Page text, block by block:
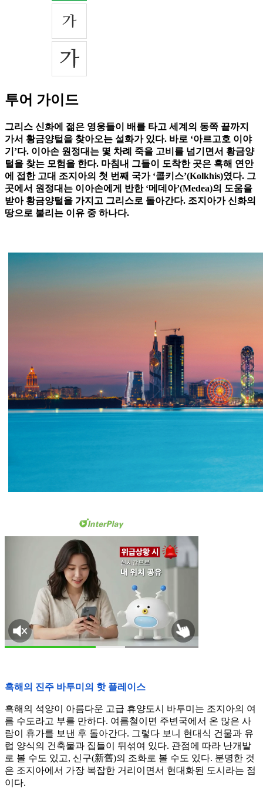
투어 가이드
그리스 신화에 젊은 영웅들이 배를 타고 세계의 동쪽 끝까지
가서 황금양털을 찾아오는 설화가 있다. 바로 ‘아르고호 이야
기’다. 이아손 원정대는 몇 차례 죽을 고비를 넘기면서 황금양
털을 찾는 모험을 한다. 마침내 그들이 도착한 곳은 흑해 연안
에 접한 고대 조지아의 첫 번째 국가 ‘콜키스’(Kolkhis)였다. 그
곳에서 원정대는 이아손에게 반한 ‘메데아’(Medea)의 도움을
받아 황금양털을 가지고 그리스로 돌아간다. 조지아가 신화의
땅으로 불리는 이유 중 하나다.
흑해의 진주 바투미의 핫 플레이스
흑해의 석양이 아름다운 고급 휴양도시 바투미는 조지아의 여
름 수도라고 부를 만하다. 여름철이면 주변국에서 온 많은 사
람이 휴가를 보낸 후 돌아간다. 그렇다 보니 현대식 건물과 유
럽 양식의 건축물과 집들이 뒤섞여 있다. 관점에 따라 난개발
로 볼 수도 있고, 신구(新舊)의 조화로 볼 수도 있다. 분명한 것
은 조지아에서 가장 복잡한 거리이면서 현대화된 도시라는 점
이다.